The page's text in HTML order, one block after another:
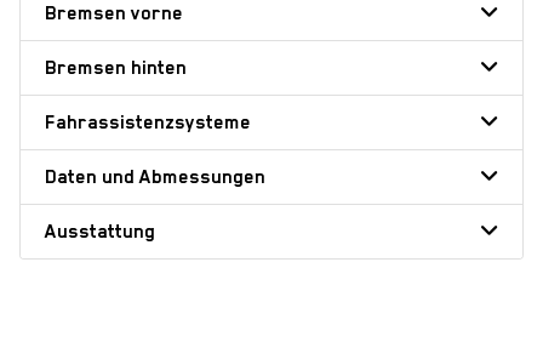
Bremsen vorne
Bremsen hinten
Fahrassistenzsysteme
Daten und Abmessungen
Ausstattung